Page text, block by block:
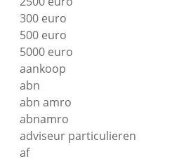
300 euro
500 euro
5000 euro
aankoop
abn
abn amro
abnamro
adviseur particulieren
af